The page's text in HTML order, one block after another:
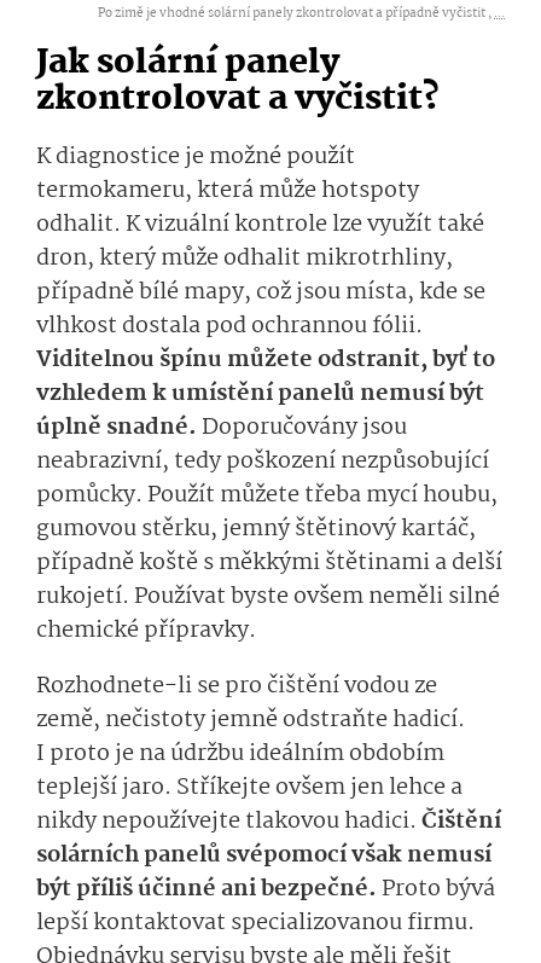
Po zimě je vhodné solární panely zkontrolovat a případně vyčistit ,...
Jak solární panely
zkontrolovat a vyčistit?
K diagnostice je možné použít
termokameru, která může hotspoty
odhalit. K vizuální kontrole lze využít také
dron, který může odhalit mikrotrhliny,
případně bílé mapy, což jsou místa, kde se
vlhkost dostala pod ochrannou fólii.
Viditelnou špínu můžete odstranit, byť to
vzhledem k umístění panelů nemusí být
úplně snadné. Doporučovány jsou
neabrazivní, tedy poškození nezpůsobující
pomůcky. Použít můžete třeba mycí houbu,
gumovou stěrku, jemný štětinový kartáč,
případně koště s měkkými štětinami a delší
rukojetí. Používat byste ovšem neměli silné
chemické přípravky.
Rozhodnete-li se pro čištění vodou ze
země, nečistoty jemně odstraňte hadicí.
I proto je na údržbu ideálním obdobím
teplejší jaro. Stříkejte ovšem jen lehce a
nikdy nepoužívejte tlakovou hadici. Čištění
solárních panelů svépomocí však nemusí
být příliš účinné ani bezpečné. Proto bývá
lepší kontaktovat specializovanou firmu.